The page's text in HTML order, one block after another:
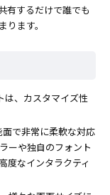
有するだけで誰でも
ます。
は、カスタマイズ性
で非常に柔軟な対応
ーや独自のフォント
度なインタラクティ